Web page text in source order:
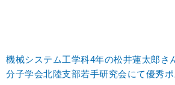
機械システム工学科4年の松井蓮太郎さ
分子学会北陸支部若手研究会にて優秀ポ